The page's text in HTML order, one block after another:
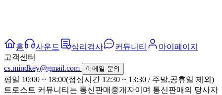
홈 사운드 심리검사 커뮤니티
마이페이지
고객센터
cs.mindkey@gmail.com
이메일 문의
평일 10:00 ~ 18:00(점심시간 12:30 ~ 13:30 / 주말,공휴일 제외)
트로스트 커뮤니티는 통신판매중개자이며 통신판매의 당사자